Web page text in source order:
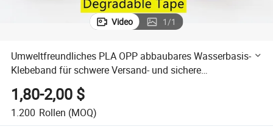
Video 1/1
Umweltfreundliches PLA OPP abbaubares Wasserbasis-
Klebeband für schwere Versand- und sichere
1,80-2,00 $
1.200 Rollen (MOQ)